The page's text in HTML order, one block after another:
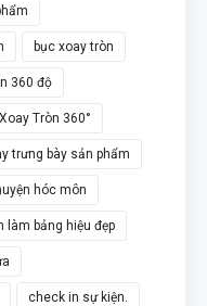
bục xoay tròn
360 độ
Tròn 360°
trưng bày sản phẩm
hóc môn
làm bảng hiệu đẹp
check in sự kiện.